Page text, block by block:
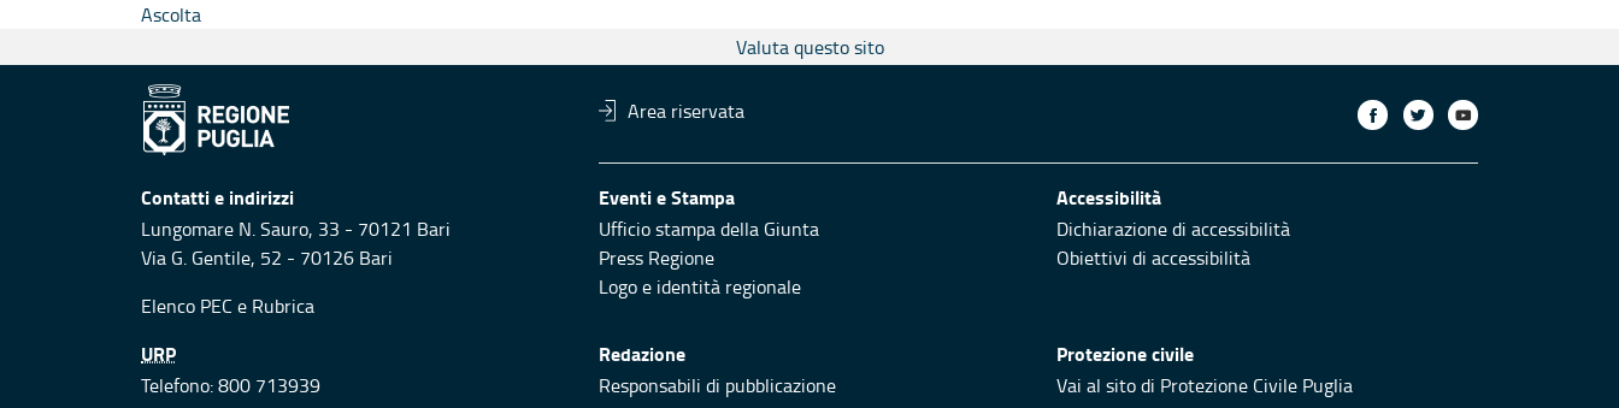
Ascolta
Valuta questo sito
Area riservata
Contatti e indirizzi
Lungomare N. Sauro, 33 - 70121 Bari
Via G. Gentile, 52 - 70126 Bari
Elenco PEC e Rubrica
Eventi e Stampa
Ufficio stampa della Giunta
Press Regione
Logo e identità regionale
Accessibilità
Dichiarazione di accessibilità
Obiettivi di accessibilità
URP
Telefono: 800 713939
Redazione
Responsabili di pubblicazione
Protezione civile
Vai al sito di Protezione Civile Puglia